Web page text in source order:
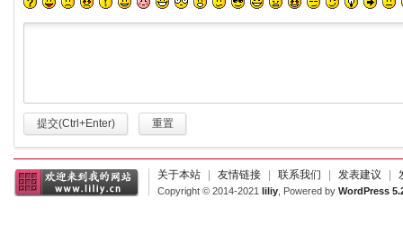
提交(Ctrl+Enter) 重置
关于本站 | 友情链接 | 联系我们 | 发表建议 |
Copyright © 2014-2021 liliy , Powered by WordPress